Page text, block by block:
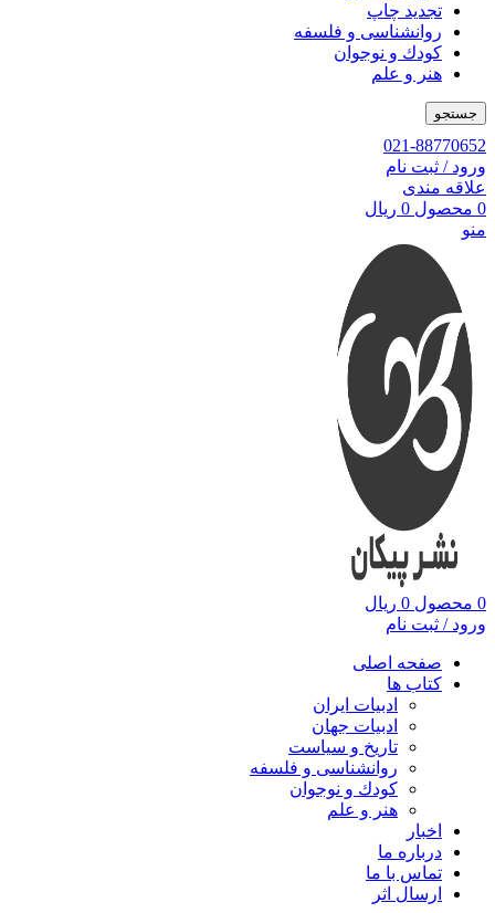
تجدید چاپ
روانشناسی و فلسفه
کودك و نوجوان
هنر و علم
جستجو
021-88770652
ورود / ثبت نام
علاقه مندی
0 محصول 0 ریال
منو
0 محصول 0 ریال
ورود / ثبت نام
صفحه اصلی
کتاب ها
ادبیات ایران
ادبیات جهان
تاریخ و سیاست
روانشناسی و فلسفه
کودك و نوجوان
هنر و علم
اخبار
درباره ما
تماس با ما
ارسال اثر